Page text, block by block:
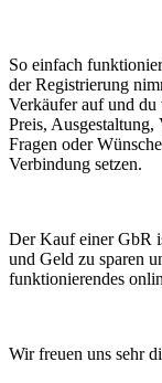
So einfach
der Registrierung
Verkäufer auf und
Preis,
Fragen oder
Verbindung setzen.
Der Kauf einer GbR
und Geld zu sparen
funktionierendes
Wir freuen uns sehr